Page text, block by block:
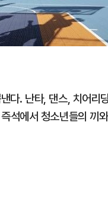
다. 난타, 댄스, 치어리
석에서 청소년들의 끼